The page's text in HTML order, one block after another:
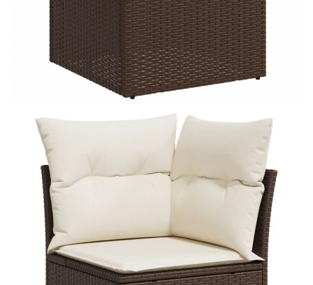
Време за доставка: 5 до 9 дни
Безплатна доставка до адрес при плащане по банков път
Цвят:
Кремавобял
Материал:
Размери:
71 x 62 x 69 см (Ш x Д x В)
EAN code:
Височина на седалката от земята:
37 см
Височина на подлакътника от земята:
Размери на седалката:
Размери на възглавницата за облягане:
55 x 45 x 13 см (Д х Ш x
Максимален капацитет на натоварване
(на място):
110 кг
Размери на възглавницата на
седалката:
55 x 55 x 3 см (Ш x Д x Деб)